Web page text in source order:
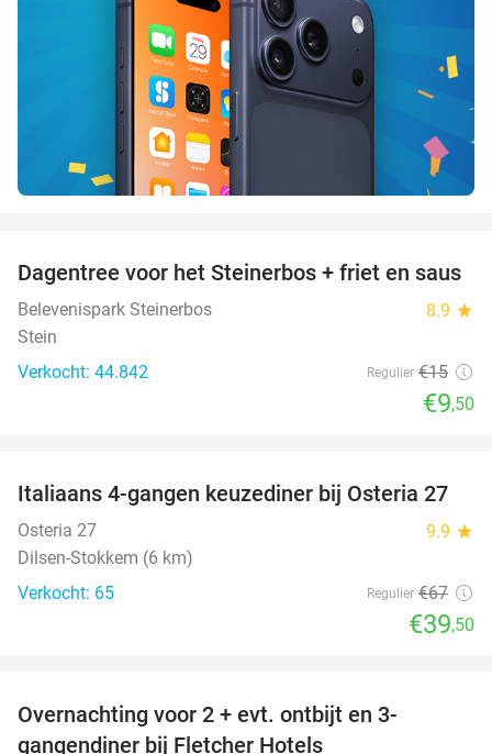
37%
Dagentree voor het Steinerbos + friet en saus
Belevenispark Steinerbos 8.9 star
Stein
Verkocht: 44.842
Regulier €15
€9,50
41%
Italiaans 4-gangen keuzediner bij Osteria 27
Osteria 27 9.9 star
Dilsen-Stokkem (6 km)
Verkocht: 65
Regulier €67
€39,50
Overnachting voor 2 + evt. ontbijt en 3-
gangendiner bij Fletcher Hotels